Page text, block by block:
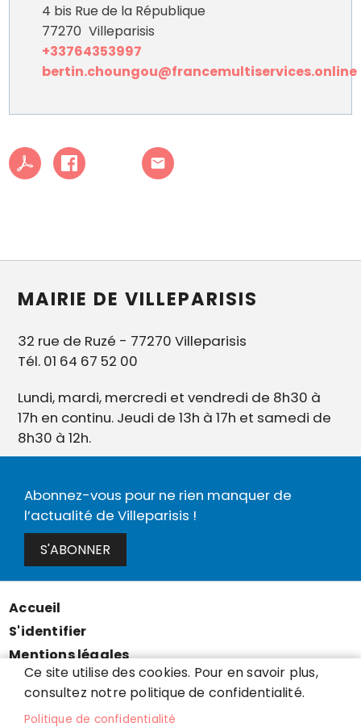
4 bis Rue de la République
77270 Villeparisis
+33764353997
bertin.choungou@francemultiservices.online
MAIRIE DE VILLEPARISIS
32 rue de Ruzé - 77270 Villeparisis
Tél. 01 64 67 52 00
Lundi, mardi, mercredi et vendredi de 8h30 à
17h en continu. Jeudi de 13h à 17h et samedi de
8h30 à 12h.
Abonnez-vous pour ne rien manquer de
l’actualité de Villeparisis !
S'ABONNER
Menu
Pied
de
page
Accueil
S'identifier
Mentions légales
Données personnelles
Accessibilité : partiellement conforme
Ce site utilise des cookies. Pour en savoir plus,
consultez notre politique de confidentialité.
Politique de confidentialité